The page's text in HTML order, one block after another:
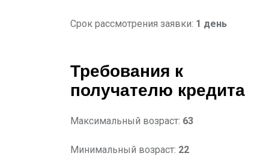
Срок рассмотрения заявки: 1 день
Требования к
получателю кредита
Максимальный возраст: 63
Минимальный возраст: 22